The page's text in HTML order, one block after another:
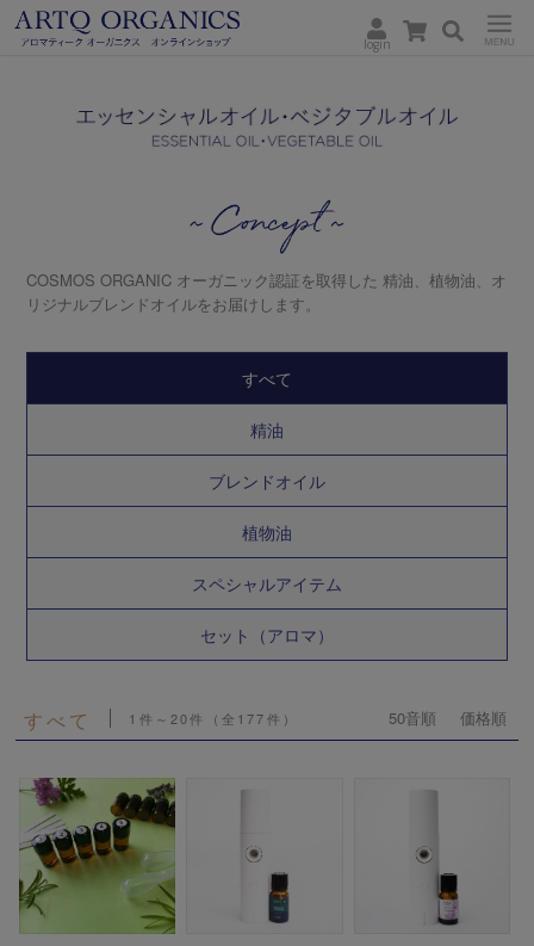
ORGANICS
login
COSMOS ORGANIC オーガニック認証を取得した 精油、植物油、オ
リジナルブレンドオイルをお届けします。
すべて
精油
ブレンドオイル
植物油
スペシャルアイテム
セット（アロマ）
すべて 1件～20件（全177件） 価格順
50音順